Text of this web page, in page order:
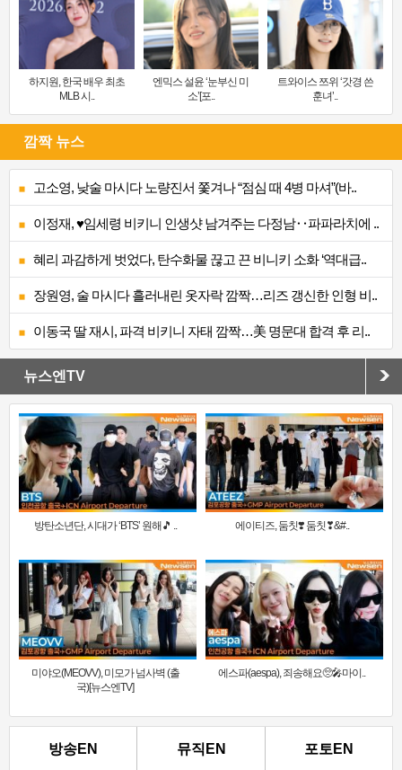
하지원, 한국 배우 최초
MLB 시..
엔믹스 설윤 ‘눈부신 미
소’[포..
트와이스 쯔위 ‘갓경 쓴
훈녀’..
깜짝 뉴스
고소영, 낮술 마시다 노량진서 쫓겨나 “점심 때 4병 마셔”(바..
이정재, ♥임세령 비키니 인생샷 남겨주는 다정남‥파파라치에 ..
혜리 과감하게 벗었다, 탄수화물 끊고 끈 비니키 소화 ‘역대급..
장원영, 술 마시다 흘러내린 옷자락 깜짝…리즈 갱신한 인형 비..
이동국 딸 재시, 파격 비키니 자태 깜짝…美 명문대 합격 후 리..
뉴스엔TV
방탄소년단, 시대가 ‘BTS’ 원해🎵 .. 에이티즈, 둠칫❣️ 둠칫❣&#..
미야오(MEOVV), 미모가 넘사벽 (출
국)[뉴스엔TV]
에스파(aespa), 죄송해요🥺🎤마이..
방송EN 뮤직EN 포토EN